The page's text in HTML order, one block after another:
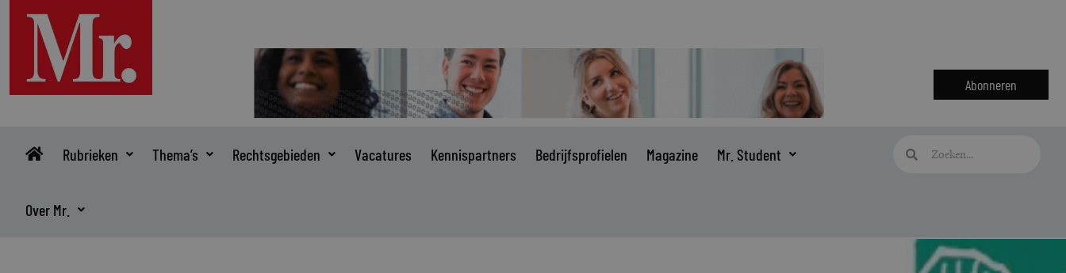
inhoud
Abonneren
Rubrieken Thema’s Rechtsgebieden Vacatures Kennispartners Bedrijfsprofielen Magazine Mr. Student
Over Mr.
Zoeken